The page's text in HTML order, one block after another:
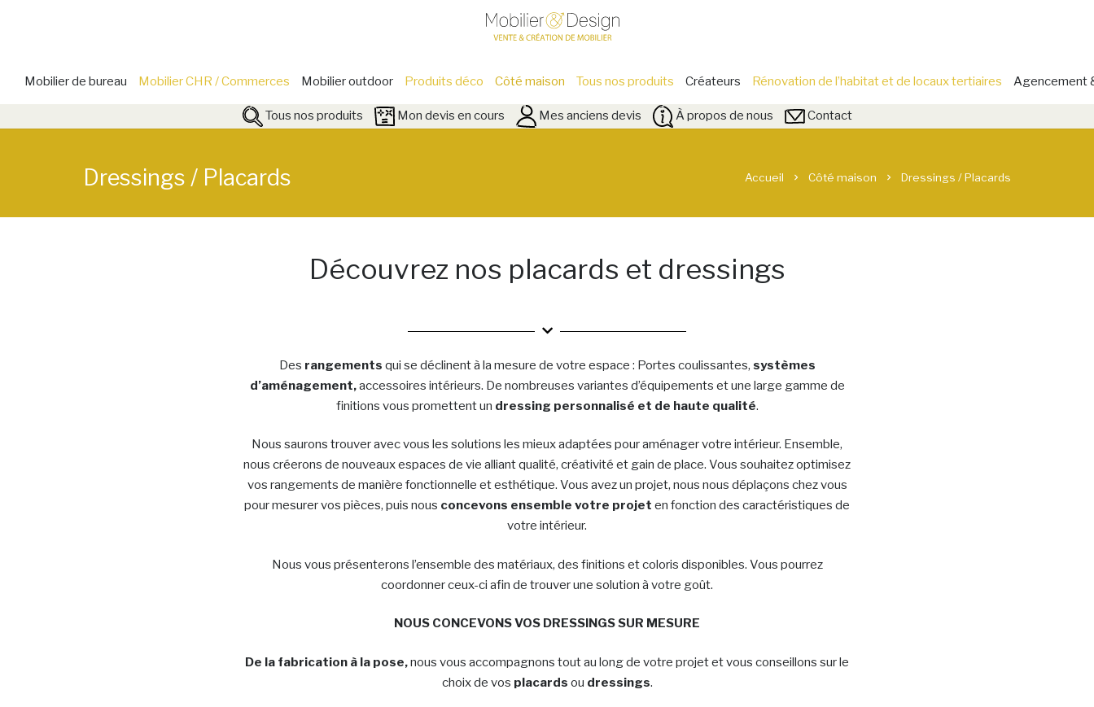
Mobilier de bureau Mobilier CHR / Commerces Mobilier outdoor Produits déco Côté maison Tous nos produits Créateurs Rénovation de l’habitat et de locaux tertiaires Agencement
Tous nos produits Mon devis en cours Mes anciens devis À propos de nous Contact
Dressings / Placards Accueil chevron_right Côté maison chevron_right Dressings / Placards
Découvrez nos placards et dressings
Des rangements qui se déclinent à la mesure de votre espace : Portes coulissantes, systèmes
d’aménagement,accessoires intérieurs. De nombreuses variantes d’équipements et une large gamme de
finitions vous promettent un dressing personnalisé et de haute qualité.
Nous saurons trouver avec vous les solutions les mieux adaptées pour aménager votre intérieur. Ensemble,
nous créerons de nouveaux espaces de vie alliant qualité, créativité et gain de place. Vous souhaitez optimisez
vos rangements de manière fonctionnelle et esthétique. Vous avez un projet, nous nous déplaçons chez vous
pour mesurer vos pièces, puis nous concevons ensemble votre projet en fonction des caractéristiques de
votre intérieur.
Nous vous présenterons l’ensemble des matériaux, des finitions et coloris disponibles. Vous pourrez
coordonner ceux-ci afin de trouver une solution à votre goût.
NOUS CONCEVONS VOS DRESSINGS SUR MESURE
De la fabrication à la pose,nous vous accompagnons tout au long de votre projet et vous conseillons sur le
choix de vos placards ou dressings.